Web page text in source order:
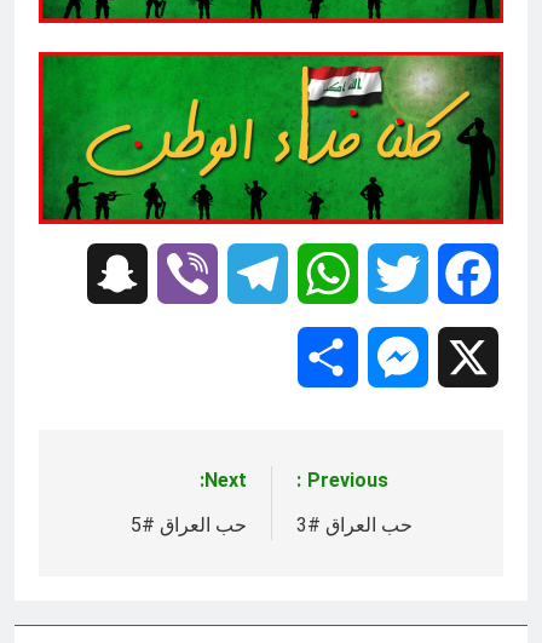
اتفاق مكة.. لحظة إعادة تشكيل
من حلف بغداد إلى الحلف السعودي
التركي الباكستاني- وفوائد انضمام
العراق له!
17 ساعة Ago
شعراء العراق الذين بقيت قبورهم في
المنافي.. ووصايا لم تُنفذ
Facebook
Twitter
WhatsApp
Telegram
Viber
Messenger
المقالات
Previous:
حب العراق #3
Next:
حب العراق #5